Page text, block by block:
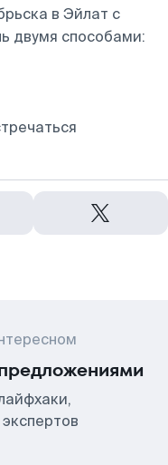
в Эйлат с
двумя способами: